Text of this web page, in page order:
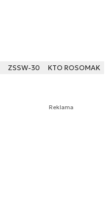
ZSSW-30
KTO ROSOMAK
Reklama